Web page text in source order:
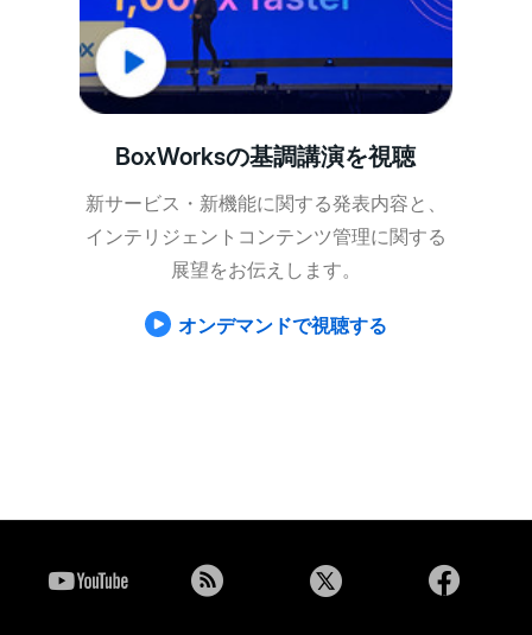
BoxWorksの基調講演を視聴
新サービス・新機能に関する発表内容と、
インテリジェントコンテンツ管理に関する
展望をお伝えします。
オンデマンドで視聴する